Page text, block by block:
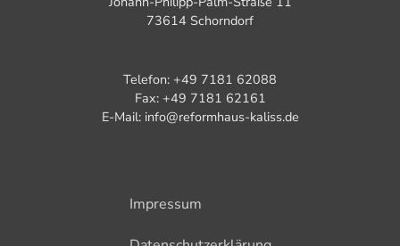
73614 Schorndorf
Telefon: +49 7181 62088
Fax: +49 7181 62161
E-Mail: info@reformhaus-kaliss.de
Impressum